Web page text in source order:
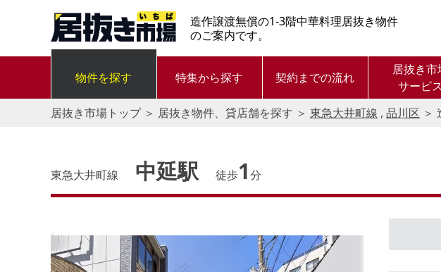
造作譲渡無償の1-3階中華料理居抜き物件
のご案内です。
物件を探す 特集から探す 契約までの流れ
居抜き市
サービス
居抜き市場トップ＞ 居抜き物件、貸店舗を探す ＞ 東急大井町線 , 品川区 ＞
東急大井町線 中延駅 徒歩1分